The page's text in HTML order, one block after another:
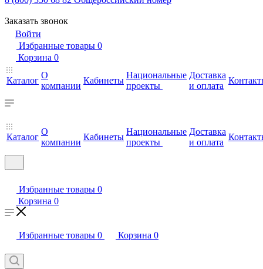
Заказать звонок
Войти
Избранные товары 0
Корзина 0
Каталог
О
компании
Кабинеты
Национальные
проекты
Доставка
и оплата
Каталог
О
компании
Кабинеты
Национальные
проекты
Доставка
и оплата
Избранные товары 0
Корзина 0
Избранные товары 0 Корзина 0